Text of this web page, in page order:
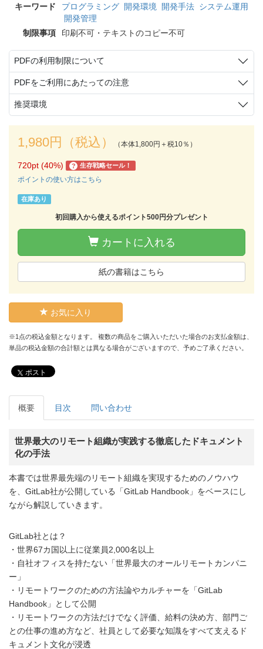
キーワード
プログラミング 開発環境 開発手法 システム運用
開発管理
制限事項
印刷不可・テキストのコピー不可
PDFの利用制限について
PDFをご利用にあたっての注意
推奨環境
1,980円（税込） （本体1,800円＋税10％）
720pt (40%) ? 生存戦略セール！
ポイントの使い方はこちら
在庫あり
初回購入から使えるポイント500円分プレゼント
カートに入れる
紙の書籍はこちら
お気に入り
※1点の税込金額となります。 複数の商品をご購入いただいた場合のお支払金額は、
単品の税込金額の合計額とは異なる場合がございますので、予めご了承ください。
ポスト
概要 目次 問い合わせ
世界最大のリモート組織が実践する徹底したドキュメント
化の手法
本書では世界最先端のリモート組織を実現するためのノウハウ
を、GitLab社が公開している「GitLab Handbook」をベースにし
ながら解説していきます。
GitLab社とは？
・世界67カ国以上に従業員2,000名以上
・自社オフィスを持たない「世界最大のオールリモートカンパニ
ー」
・リモートワークのための方法論やカルチャーを「GitLab
Handbook」として公開
・リモートワークの方法だけでなく評価、給料の決め方、部門ご
との仕事の進め方など、社員として必要な知識をすべて支えるド
キュメント文化が浸透